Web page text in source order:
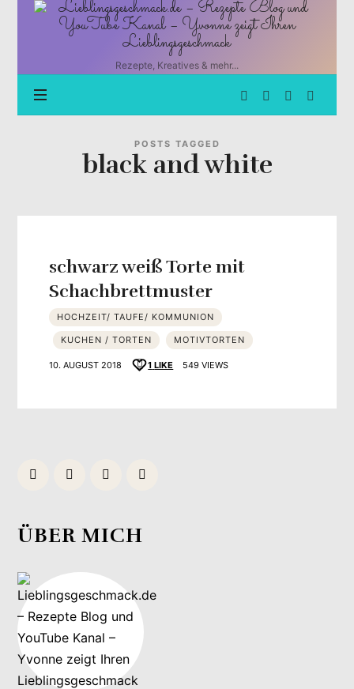
Lieblingsgeschmack.de
Rezepte
und
YouTube
Kanal
Rezepte, Kreatives & mehr...
POSTS TAGGED
black and white
schwarz weiß Torte mit
Schachbrettmuster
HOCHZEIT/ TAUFE/ KOMMUNION
KUCHEN / TORTEN MOTIVTORTEN
10. AUGUST 2018 1 LIKE 549 VIEWS
ÜBER MICH